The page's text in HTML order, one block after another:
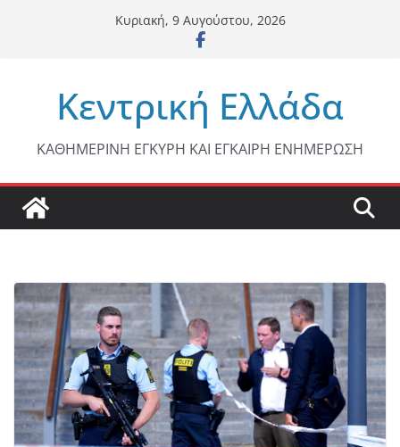
Κυριακή, 9 Αυγούστου, 2026
Κεντρική Ελλάδα
ΚΑΘΗΜΕΡΙΝΗ ΕΓΚΥΡΗ ΚΑΙ ΕΓΚΑΙΡΗ ΕΝΗΜΕΡΩΣΗ